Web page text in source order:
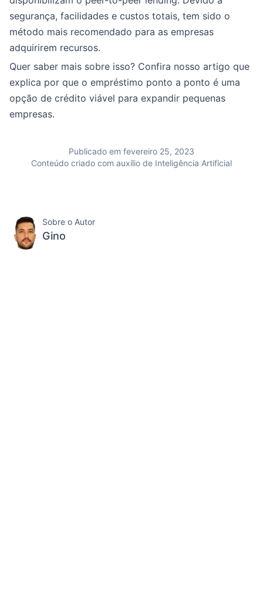
segurança, facilidades e custos totais, tem sido o
método mais recomendado para as empresas
adquirirem recursos.
Quer saber mais sobre isso? Confira nosso artigo que
explica por que o empréstimo ponto a ponto é uma
opção de crédito viável para expandir pequenas
empresas.
Publicado em fevereiro 25, 2023
Conteúdo criado com auxílio de Inteligência Artificial
Sobre o Autor
Gino